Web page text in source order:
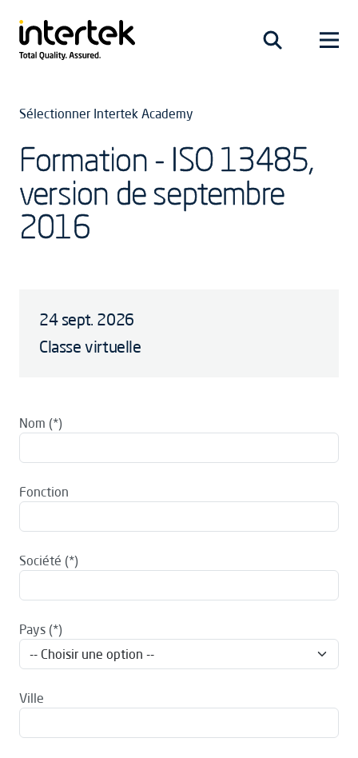
Sélectionner Intertek Academy
Formation - ISO 13485,
version de septembre
2016
24 sept. 2026
Classe virtuelle
Nom
Fonction
Société
Pays
Ville